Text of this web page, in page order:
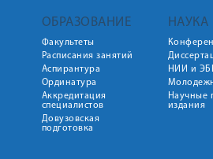
ОБРАЗОВАНИЕ
Факультеты
Расписания занятий
Аспирантура
Ординатура
Аккредитация
специалистов
Довузовская
подготовка
НАУКА
НИИ и
Научные
издания